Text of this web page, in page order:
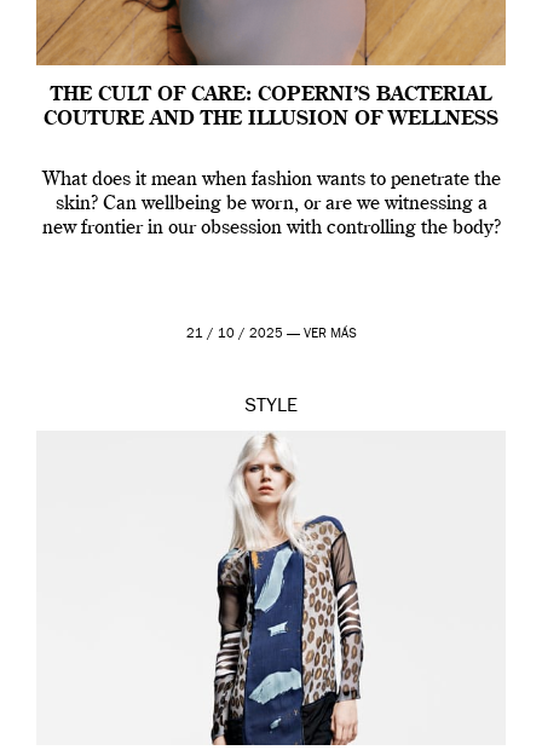
THE CULT OF CARE: COPERNI’S BACTERIAL
COUTURE AND THE ILLUSION OF WELLNESS
What does it mean when fashion wants to penetrate the
skin? Can wellbeing be worn, or are we witnessing a
new frontier in our obsession with controlling the body?
21 / 10 / 2025 — VER MÁS
STYLE